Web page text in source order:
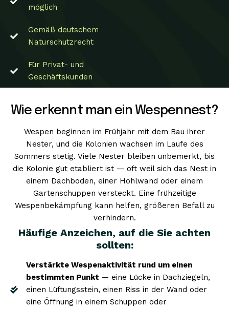
möglich
Gemäß deutschem
Naturschutzrecht
Für Privat- und
Geschäftskunden
Wie erkennt man ein Wespennest?
Wespen beginnen im Frühjahr mit dem Bau ihrer
Nester, und die Kolonien wachsen im Laufe des
Sommers stetig. Viele Nester bleiben unbemerkt, bis
die Kolonie gut etabliert ist — oft weil sich das Nest in
einem Dachboden, einer Hohlwand oder einem
Gartenschuppen versteckt. Eine frühzeitige
Wespenbekämpfung kann helfen, größeren Befall zu
verhindern.
Häufige Anzeichen, auf die Sie achten
sollten:
Verstärkte Wespenaktivität rund um einen
bestimmten Punkt — eine Lücke in Dachziegeln,
einen Lüftungsstein, einen Riss in der Wand oder
eine Öffnung in einem Schuppen oder